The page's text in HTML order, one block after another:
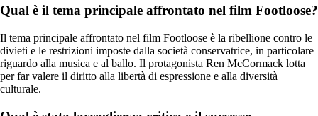
Qual è il tema principale affrontato nel film Footloose?
Il tema principale affrontato nel film Footloose è la ribellione contro le
divieti e le restrizioni imposte dalla società conservatrice, in particolare
riguardo alla musica e al ballo. Il protagonista Ren McCormack lotta
per far valere il diritto alla libertà di espressione e alla diversità
culturale.